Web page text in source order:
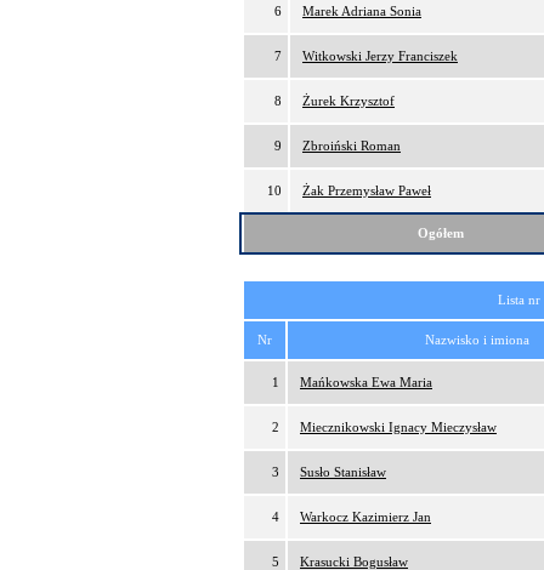
6 Marek Adriana Sonia
7 Witkowski Jerzy Franciszek
8 Żurek Krzysztof
9 Zbroiński Roman
10 Żak Przemysław Paweł
Ogółem
Lista
Nr Nazwisko i imiona
1 Mańkowska Ewa Maria
2 Miecznikowski Ignacy Mieczysław
3 Susło Stanisław
4 Warkocz Kazimierz Jan
5 Krasucki Bogusław